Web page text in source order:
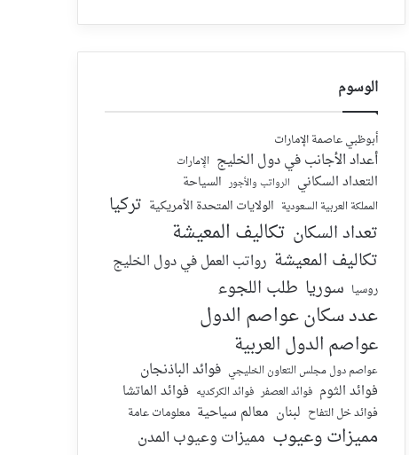
الوسوم
أبوظبي عاصمة الإمارات
أعداد الأجانب في دول الخليج الإمارات
التعداد السكاني الرواتب والأجور السياحة
المملكة العربية السعودية الولايات المتحدة الأمريكية تركيا
تعداد السكان تكاليف المعيشة
تكاليف المعيشة رواتب العمل في دول الخليج
روسيا سوريا طلب اللجوء
عدد سكان عواصم الدول
عواصم الدول العربية
عواصم دول مجلس التعاون الخليجي فوائد الباذنجان
فوائد الثوم فوائد العصفر فوائد الكركديه فوائد الماتشا
فوائد خل التفاح لبنان معالم سياحية معلومات عامة
مميزات وعيوب مميزات وعيوب المدن